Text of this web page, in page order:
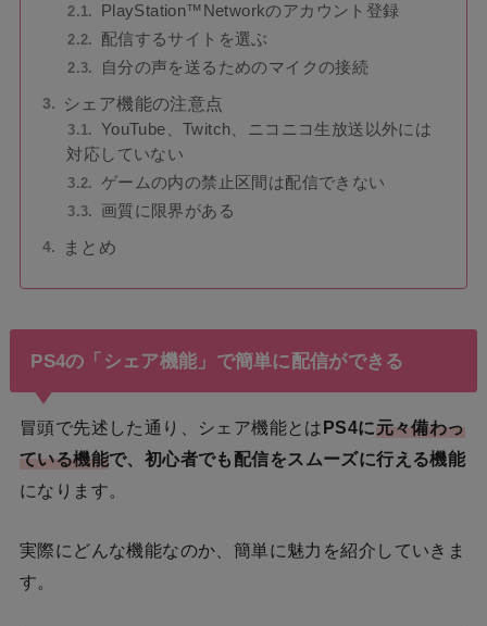
PlayStation™Networkのアカウント登録
配信するサイトを選ぶ
自分の声を送るためのマイクの接続
シェア機能の注意点
YouTube、Twitch、ニコニコ生放送以外には
対応していない
ゲームの内の禁止区間は配信できない
画質に限界がある
まとめ
PS4の「シェア機能」で簡単に配信ができる
冒頭で先述した通り、シェア機能とはPS4に元々備わっ
ている機能で、初心者でも配信をスムーズに行える機能
になります。
実際にどんな機能なのか、簡単に魅力を紹介していきま
す。